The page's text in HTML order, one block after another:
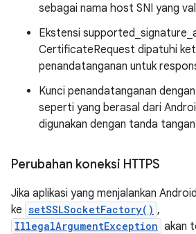
sebagai nama host SNI yang
Ekstensi
CertificateRequest dipatuhi
penandatanganan untuk
Kunci penandatanganan
seperti yang berasal dari
digunakan dengan tanda tangan
Perubahan koneksi HTTPS
Jika aplikasi yang menjalankan
ke setSSLSocketFactory() ,
IllegalArgumentException akan